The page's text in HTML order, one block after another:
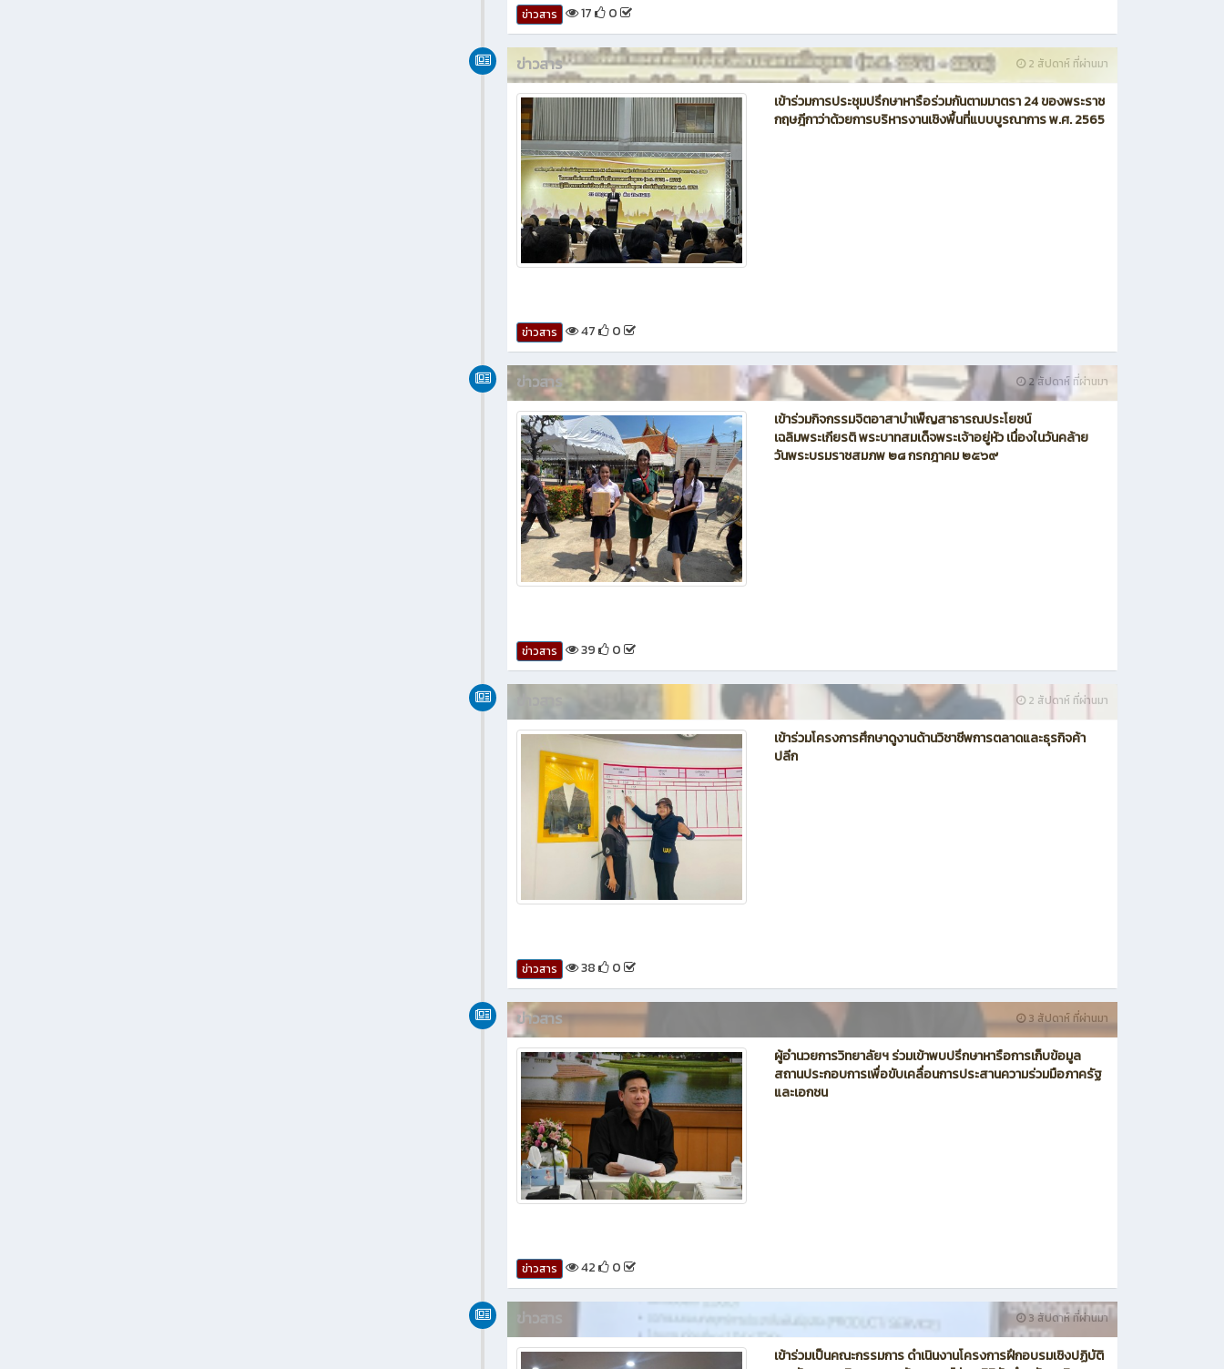
ข่าวสาร 17 0
2 สัปดาห์ ที่ผ่านมา
ข่าวสาร
เข้าร่วมการประชุมปรึกษาหารือร่วมกันตามมาตรา 24 ของพระราช
กฤษฎีกาว่าด้วยการบริหารงานเชิงพื้นที่แบบบูรณาการ พ.ศ. 2565
ข่าวสาร 47 0
2 สัปดาห์ ที่ผ่านมา
ข่าวสาร
เข้าร่วมกิจกรรมจิตอาสาบำเพ็ญสาธารณประโยชน์
เฉลิมพระเกียรติ พระบาทสมเด็จพระเจ้าอยู่หัว เนื่องในวันคล้าย
วันพระบรมราชสมภพ ๒๘ กรกฎาคม ๒๕๖๙
ข่าวสาร 39 0
2 สัปดาห์ ที่ผ่านมา
เข้าร่วมโครงการศึกษาดูงานด้านวิชาชีพการตลาดและธุรกิจค้า
ปลีก
ข่าวสาร 38 0
3 สัปดาห์ ที่ผ่านมา
ข่าวสาร
ผู้อำนวยการวิทยาลัยฯ ร่วมเข้าพบปรึกษาหารือการเก็บข้อมูล
สถานประกอบการเพื่อขับเคลื่อนการประสานความร่วมมือภาครัฐ
และเอกชน
ข่าวสาร 42 0
3 สัปดาห์ ที่ผ่านมา
ข่าวสาร
เข้าร่วมเป็นคณะกรรมการ ดำเนินงานโครงการฝึกอบรมเชิงปฏิบัติ